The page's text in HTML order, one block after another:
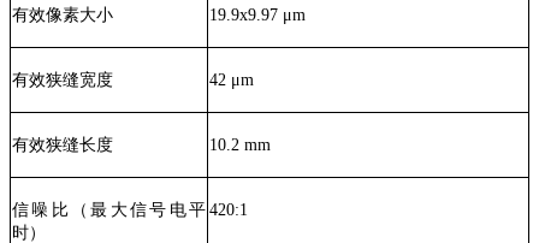
有效像素大小 19.9x9.97 μm
有效狭缝宽度 42 μm
有效狭缝长度 10.2 mm
信噪比（最大信号电平
时）
420:1